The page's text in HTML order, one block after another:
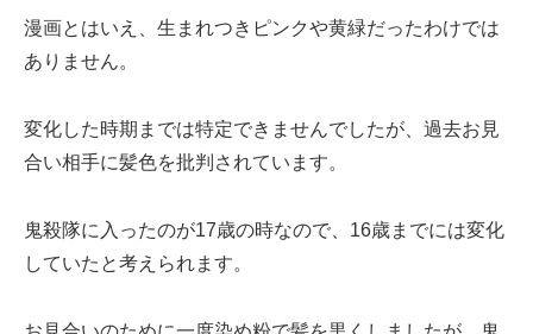
漫画とはいえ、生まれつきピンクや黄緑だったわけでは
ありません。
変化した時期までは特定できませんでしたが、過去お見
合い相手に髪色を批判されています。
鬼殺隊に入ったのが17歳の時なので、16歳までには変化
していたと考えられます。